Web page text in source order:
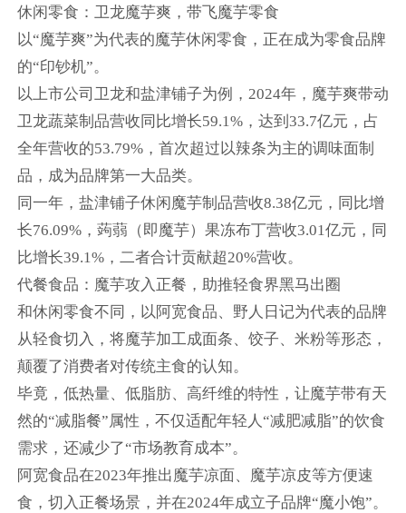
休闲零食：卫龙魔芋爽，带飞魔芋零食
以“魔芋爽”为代表的魔芋休闲零食，正在成为零食品牌
的“印钞机”。
以上市公司卫龙和盐津铺子为例，2024年，魔芋爽带动
卫龙蔬菜制品营收同比增长59.1%，达到33.7亿元，占
全年营收的53.79%，首次超过以辣条为主的调味面制
品，成为品牌第一大品类。
同一年，盐津铺子休闲魔芋制品营收8.38亿元，同比增
长76.09%，蒟蒻（即魔芋）果冻布丁营收3.01亿元，同
比增长39.1%，二者合计贡献超20%营收。
代餐食品：魔芋攻入正餐，助推轻食界黑马出圈
和休闲零食不同，以阿宽食品、野人日记为代表的品牌
从轻食切入，将魔芋加工成面条、饺子、米粉等形态，
颠覆了消费者对传统主食的认知。
毕竟，低热量、低脂肪、高纤维的特性，让魔芋带有天
然的“减脂餐”属性，不仅适配年轻人“减肥减脂”的饮食
需求，还减少了“市场教育成本”。
阿宽食品在2023年推出魔芋凉面、魔芋凉皮等方便速
食，切入正餐场景，并在2024年成立子品牌“魔小饱”。